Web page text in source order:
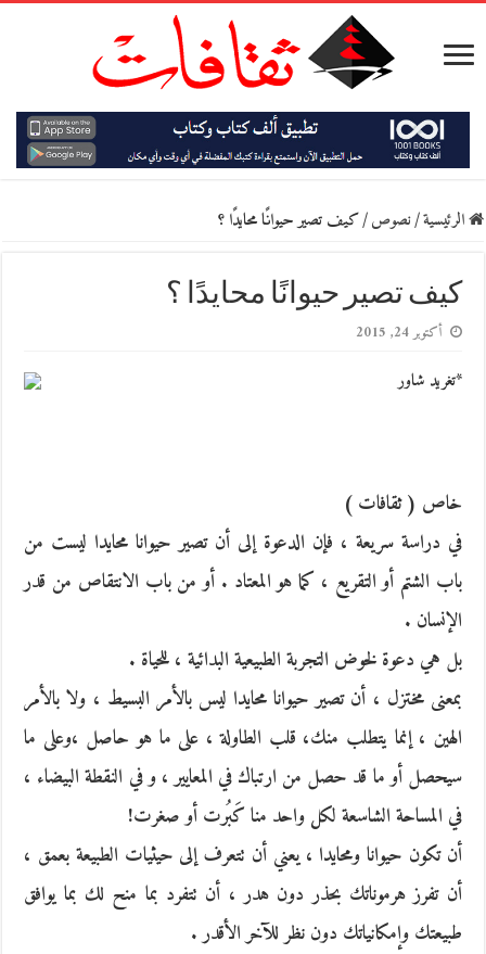
الرئيسية/نصوص/كيف تصير حيوانًا محايدًا ؟
كيف تصير حيوانًا محايدًا ؟
أكتوبر 24, 2015
*تغريد شاور
خاص ( ثقافات )
في دراسة سريعة ، فإن الدعوة إلى أن تصير حيوانا محايدا ليست من
باب الشتم أو التقريع ، كما هو المعتاد . أو من باب الانتقاص من قدر
الإنسان .
بل هي دعوة لخوض التجربة الطبيعية البدائية ، للحياة .
بمعنى مختزل ، أن تصير حيوانا محايدا ليس بالأمر البسيط ، ولا بالأمر
الهين ، إنما يتطلب منك، قلب الطاولة ، على ما هو حاصل ،وعلى ما
سيحصل أو ما قد حصل من ارتباك في المعايير ، و في النقطة البيضاء ،
في المساحة الشاسعة لكل واحد منا كَبُرت أو صغرت!
أن تكون حيوانا ومحايدا ، يعني أن تتعرف إلى حيثيات الطبيعة بعمق ،
أن تفرز هرموناتك بحذر دون هدر ، أن تتفرد بما منح لك بما يوافق
طبيعتك وإمكانياتك دون نظر للآخر الأقدر .